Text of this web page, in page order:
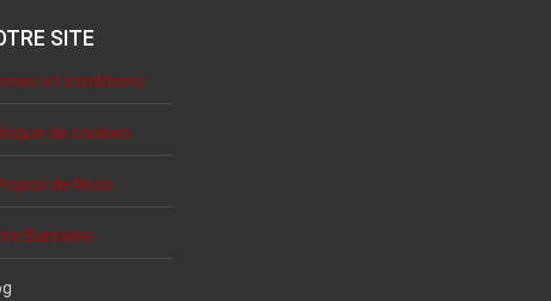
SITE
et conditions
de cookies
de Nous
Bannière